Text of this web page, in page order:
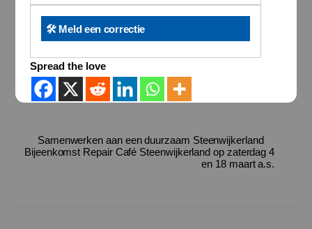
🛠️ Meld een correctie
Spread the love
Samenwerken aan een duurzaam Steenwijkerland
Bijeenkomst Repair Café Steenwijkerland op zaterdag 4
en 18 maart a.s.